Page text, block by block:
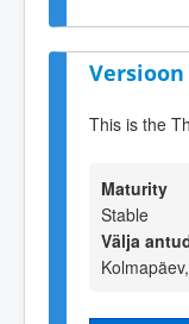
Versioon
This is the
Maturity
Stable
Välja